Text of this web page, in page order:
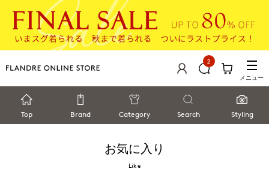
2
メニュー
Top Brand Category Search Styling
お気に入り
Like